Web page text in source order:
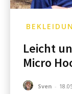
Leicht
Micro
Sven -